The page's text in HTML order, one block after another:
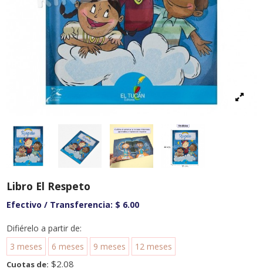
Libro El Respeto
Efectivo / Transferencia: $ 6.00
Difiérelo a partir de:
3 meses
6 meses 9 meses 12 meses
Cuotas de: $2.08